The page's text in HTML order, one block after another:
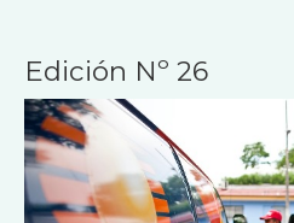
Edición Nº 26